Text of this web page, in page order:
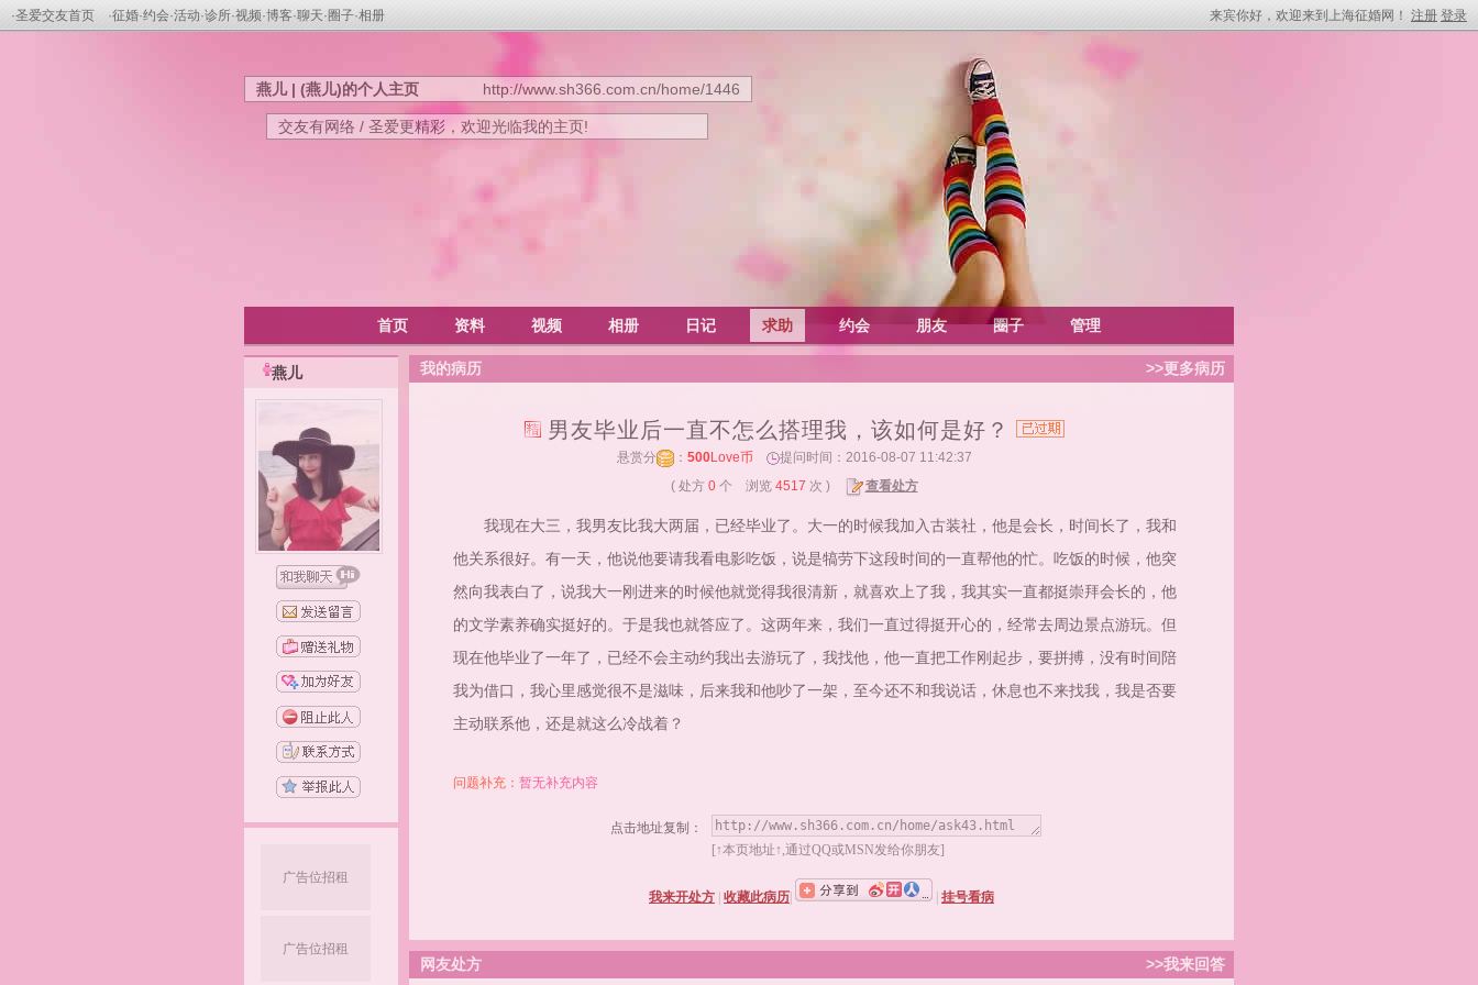
·圣爱交友首页 ·征婚·约会·活动·诊所·视频·博客·聊天· 圈子·相册 来宾你好，欢迎来到上海征婚网！ 注册 登录
燕儿 | (燕儿)的个人主页 http://www.sh366.com.cn/home/1446
交友有网络 / 圣爱更精彩，欢迎光临我的主页!
首页 资料 视频 相册 日记 求助 约会 朋友 圈子 管理
燕儿
广告位招租
广告位招租
我的病历 >>更多病历
男友毕业后一直不怎么搭理我，该如何是好？
悬赏分 ： 500Love币
提问时间：2016-08-07 11:42:37
( 处方 0个 浏览 4517 次 ) 查看处方
我现在大三，我男友比我大两届，已经毕业了。大一的时候我加入古装社，他是会长，时间长了，我和
他关系很好。有一天，他说他要请我看电影吃饭，说是犒劳下这段时间的一直帮他的忙。吃饭的时候，他突
然向我表白了，说我大一刚进来的时候他就觉得我很清新，就喜欢上了我，我其实一直都挺崇拜会长的，他
的文学素养确实挺好的。于是我也就答应了。这两年来，我们一直过得挺开心的，经常去周边景点游玩。但
现在他毕业了一年了，已经不会主动约我出去游玩了，我找他，他一直把工作刚起步，要拼搏，没有时间陪
我为借口，我心里感觉很不是滋味，后来我和他吵了一架，至今还不和我说话，休息也不来找我，我是否要
主动联系他，还是就这么冷战着？
问题补充： 暂无补充内容
点击地址复制：
[↑本页地址↑,通过QQ或MSN发给你朋友]
我来开处方 收藏此病历 挂号看病
网友处方 >>我来回答